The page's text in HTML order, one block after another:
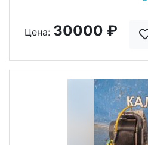
Цена: 30000 ₽